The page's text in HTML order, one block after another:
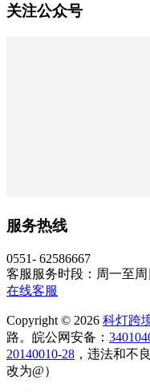
关注公众号
服务热线
0551- 62586667
客服服务时段：周一至周
在线客服
Copyright © 2026 科灯跨
路。皖公网安备：
20140010-28 ，违法和不
改为@）